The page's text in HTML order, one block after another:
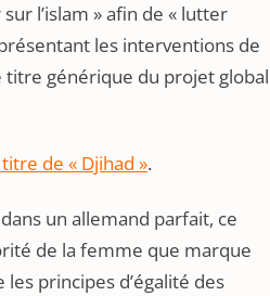
l’islam » afin de « lutter
les interventions de
titre générique du projet global
de « Djihad ».
un allemand parfait, ce
de la femme que marque
principes d’égalité des